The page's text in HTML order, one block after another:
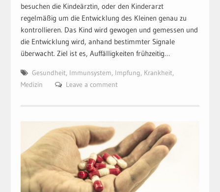
besuchen die Kindeärztin, oder den Kinderarzt
regelmäßig um die Entwicklung des Kleinen genau zu
kontrollieren. Das Kind wird gewogen und gemessen und
die Entwicklung wird, anhand bestimmter Signale
überwacht. Ziel ist es, Auffälligkeiten frühzeitig…
Gesundheit, Immunsystem, Impfung, Krankheit,
Medizin
Leave a comment